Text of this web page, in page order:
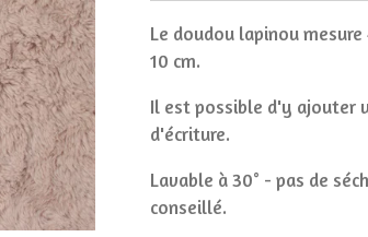
Le doudou lapinou
10 cm.
Il est possible d'y ajouter
d'écriture.
Lavable à 30° - pas de
conseillé.